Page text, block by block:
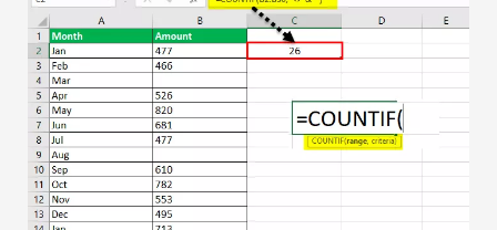
Finanční kariérní průvodci
Zdroje pro certifikaci financí
Návody k finančnímu modelování
Plná forma